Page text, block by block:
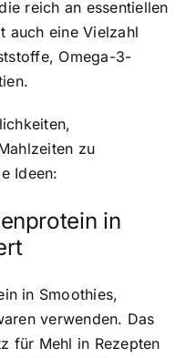
reich an essentiellen
auch eine Vielzahl
Omega-3-
zu
Ideen:
in
in Smoothies,
verwenden. Das
für Mehl in Rezepten